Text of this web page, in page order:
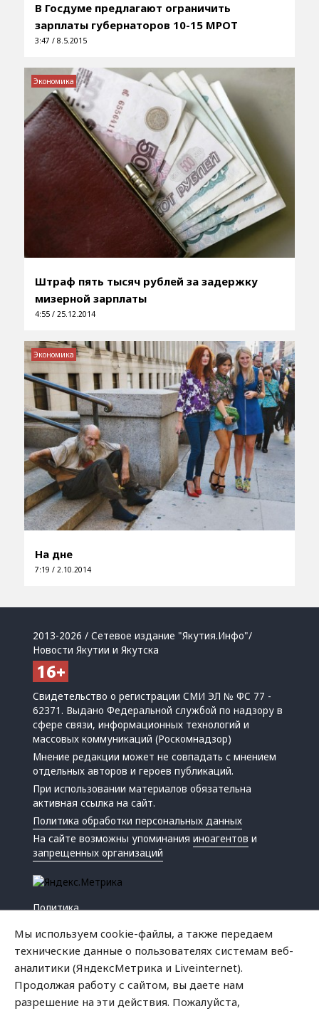
В Госдуме предлагают ограничить
зарплаты губернаторов 10-15 МРОТ
3:47 / 8.5.2015
Штраф пять тысяч рублей за задержку
мизерной зарплаты
4:55 / 25.12.2014
Экономика
На дне
7:19 / 2.10.2014
Экономика
2013-2026 / Сетевое издание "Якутия.Инфо"/
Новости Якутии и Якутска
Свидетельство о регистрации СМИ ЭЛ № ФС 77 -
62371. Выдано Федеральной службой по надзору в
сфере связи, информационных технологий и
массовых коммуникаций (Роскомнадзор)
Мнение редакции может не совпадать с мнением
отдельных авторов и героев публикаций.
При использовании материалов обязательна
активная ссылка на сайт.
Политика обработки персональных данных
На сайте возможны упоминанияиноагентов и
запрещенных организаций
Политика
Мы используем cookie-файлы, а также передаем
технические данные о пользователях системам веб-
аналитики (ЯндексМетрика и Liveinternet).
Продолжая работу с сайтом, вы даете нам
разрешение на эти действия. Пожалуйста,